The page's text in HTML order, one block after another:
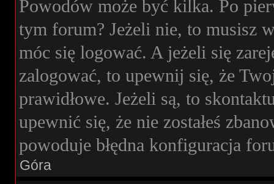
Powodów może być kilka. Po
tym forum? Jeżeli nie, to musisz
móc się logować. A jeżeli się
zalogować, to upewnij się, że
prawidłowe. Jeżeli są, to
upewnić się, że nie zostałeś
powoduje błędna konfiguracja
Góra